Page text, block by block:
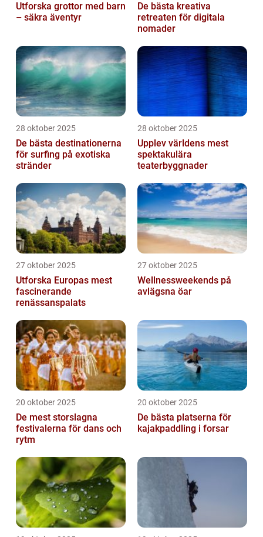
Utforska grottor med barn
– säkra äventyr
De bästa kreativa
retreaten för digitala
nomader
28 oktober 2025
De bästa destinationerna
för surfing på exotiska
stränder
28 oktober 2025
Upplev världens mest
spektakulära
teaterbyggnader
27 oktober 2025
Utforska Europas mest
fascinerande
renässanspalats
27 oktober 2025
Wellnessweekends på
avlägsna öar
20 oktober 2025
De mest storslagna
festivalerna för dans och
rytm
20 oktober 2025
De bästa platserna för
kajakpaddling i forsar